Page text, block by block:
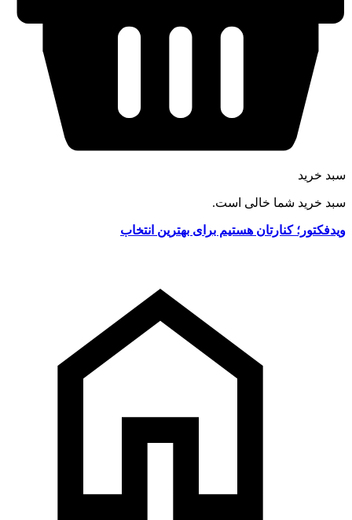
سبد خرید
سبد خرید شما خالی است.
ویدفکتور؛ کنارتان هستیم برای بهترین انتخاب